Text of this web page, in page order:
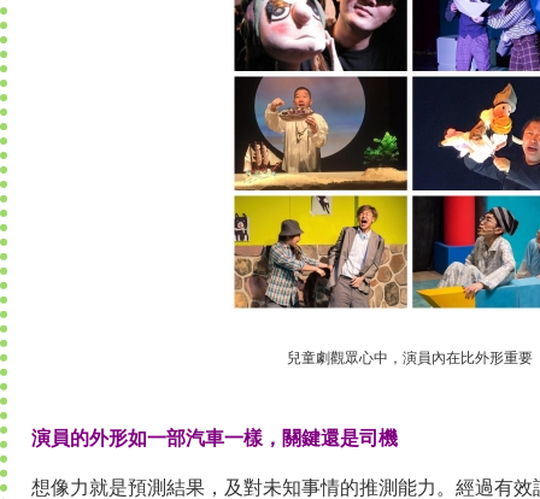
兒童劇觀眾心中，演員內在比外形重要
演員的外形如一部汽車一樣，關鍵還是司機
想像力就是預測結果，及對未知事情的推測能力。經過有